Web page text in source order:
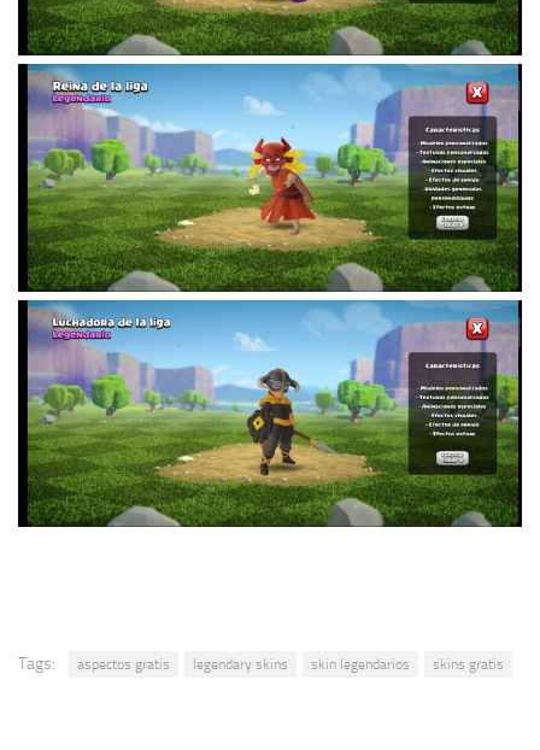
Tags: aspectos gratis legendary skins skin legendarios skins gratis